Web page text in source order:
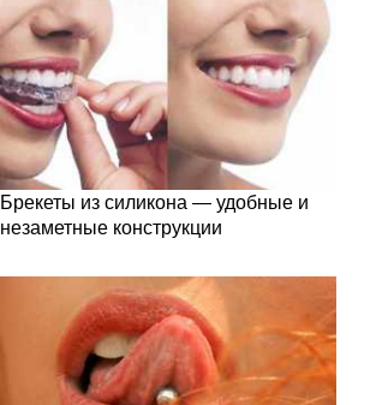
Брекеты из силикона — удобные и
незаметные конструкции